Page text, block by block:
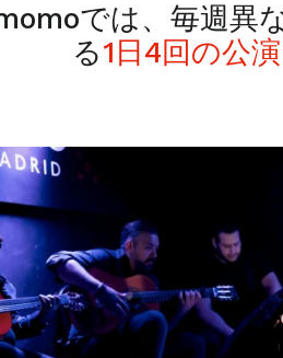
では、毎週異
る1日4回の公演